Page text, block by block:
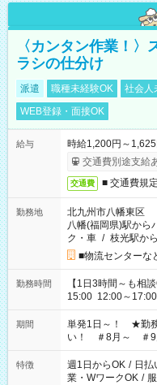
〈カンタン作業！
ラシの仕分け
派遣 職種未経験OK 社会人
WEB登録・面接OK
給与
時給1,200円～1,625
交通費別途支給
交通費 ■ 交通費規
勤務地
北九州市八幡東区
八幡(福岡県)駅から
ク・車 / 枝光駅か
■物流センター
勤務時間
【1日3時間～も相談OK!】 ＜シフト例＞ 9:00～
15:00 12:00～17:00 18:00～
お気軽にご相談くだ
期間
単発1日～！ ★勤務
い！ ＃8月～ ＃9
特徴 週1日からOK / 日払
業・WワークOK /